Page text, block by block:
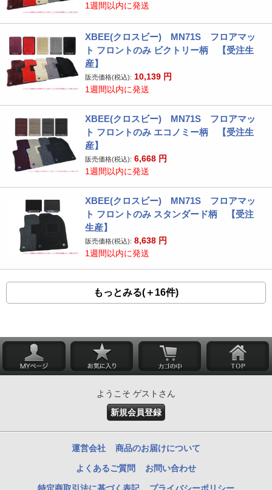
1週間以内に発送
XBEE(クロスビー) MN71S フロアマッ
ト フロントのみ ビクトリー柄 【受注生
産】
販売価格(税込): 10,139 円
1週間以内に発送
XBEE(クロスビー) MN71S フロアマッ
ト フロントのみ エコノミー柄 【受注生
産】
販売価格(税込): 6,668 円
1週間以内に発送
XBEE(クロスビー) MN71S フロアマッ
ト フロントのみ スタンダード柄 【受注
生産】
販売価格(税込): 8,638 円
1週間以内に発送
もっとみる(＋16件)
ようこそ ゲストさん
新規会員登録
運営会社 商品のお届けについて
よくあるご質問 お問い合わせ
特定商取引法に基づく表記 プライバシーポリシー